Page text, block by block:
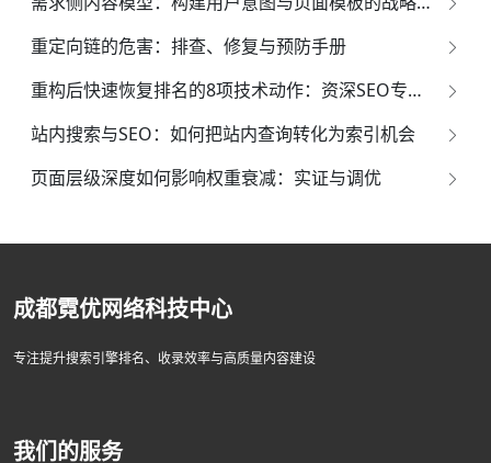
重定向链的危害：排查、修复与预防手册
重构后快速恢复排名的8项技术动作：资深SEO专家的系统化指南
站内搜索与SEO：如何把站内查询转化为索引机会
页面层级深度如何影响权重衰减：实证与调优
成都霓优网络科技中心
专注提升搜索引擎排名、收录效率与高质量内容建设
我们的服务